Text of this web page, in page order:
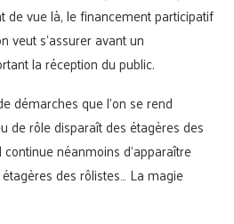
de vue là, le financement participatif
veut s’assurer avant un
la réception du public.
démarches que l’on se rend
de rôle disparaît des étagères des
néanmoins d’apparaître
des rôlistes… La magie